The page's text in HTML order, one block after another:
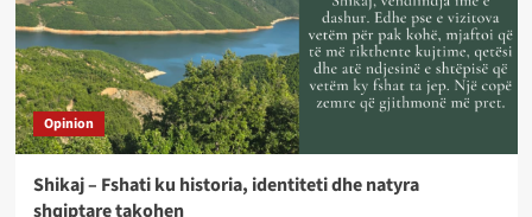
Opinion
Shikaj – Fshati ku historia, identiteti dhe natyra
shqiptare takohen